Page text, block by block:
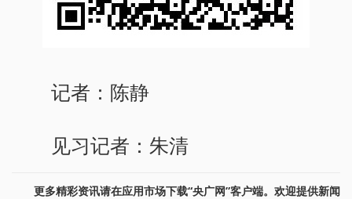
记者：陈静
见习记者：朱清
更多精彩资讯请在应用市场下载“央广网”客户端。欢迎提供新闻